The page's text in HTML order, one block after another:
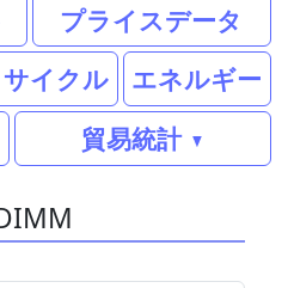
プライスデータ
イクル
エネルギー
貿易統計